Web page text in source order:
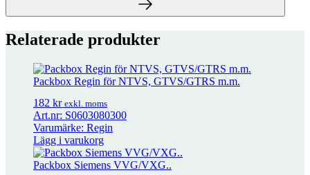
Fler produkter från Regin
Adapter för M400/M800/M1500 på Reginventiler
Relaterade produkter
Packbox Regin för NTVS, GTVS/GTRS m.m.
182 kr exkl. moms
Art.nr: S0603080300
Varumärke: Regin
Lägg i varukorg
Packbox Siemens VVG/VXG..